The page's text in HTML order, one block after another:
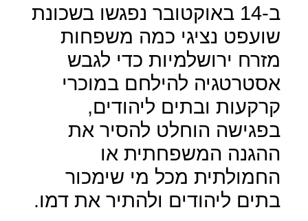
ב-14 באוקטובר נפגשו בשכונת
שועפט נציגי כמה משפחות
מזרח ירושלמיות כדי לגבש
אסטרטגיה להילחם במוכרי
קרקעות ובתים ליהודים,
בפגישה הוחלט להסיר את
ההגנה המשפחתית או
החמולתית מכל מי שימכור
בתים ליהודים ולהתיר את דמו.